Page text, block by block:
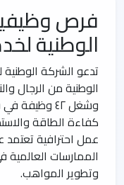
فرص
الوطنية
تدعو الشركة
الوطنية من الرجال
وشغل ٤٢
كفاءة الطاقة
عمل احترافية
الممارسات العالمية
وتطوير المواهب.